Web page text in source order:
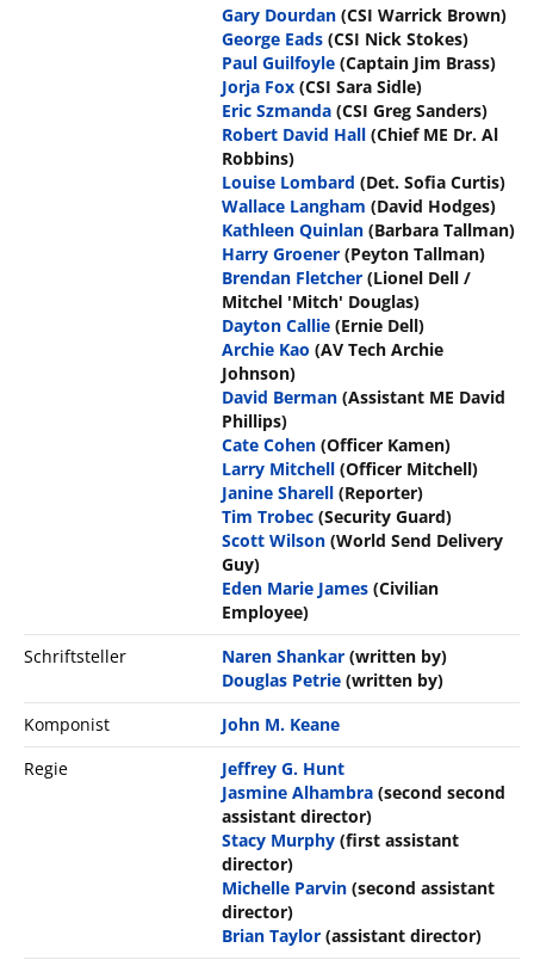
Gary Dourdan (CSI Warrick Brown)
George Eads (CSI Nick Stokes)
Paul Guilfoyle (Captain Jim Brass)
Jorja Fox (CSI Sara Sidle)
Eric Szmanda (CSI Greg Sanders)
Robert David Hall (Chief ME Dr. Al
Robbins)
Louise Lombard (Det. Sofia Curtis)
Wallace Langham (David Hodges)
Kathleen Quinlan (Barbara Tallman)
Harry Groener (Peyton Tallman)
Brendan Fletcher (Lionel Dell /
Mitchel 'Mitch' Douglas)
Dayton Callie (Ernie Dell)
Archie Kao (AV Tech Archie
Johnson)
David Berman (Assistant ME David
Phillips)
Cate Cohen (Officer Kamen)
Larry Mitchell (Officer Mitchell)
Janine Sharell (Reporter)
Tim Trobec (Security Guard)
Scott Wilson (World Send Delivery
Guy)
Eden Marie James (Civilian
Employee)
Schriftsteller
Naren Shankar (written by)
Douglas Petrie (written by)
Komponist
John M. Keane
Regie
Jeffrey G. Hunt
Jasmine Alhambra (second second
assistant director)
Stacy Murphy (first assistant
director)
Michelle Parvin (second assistant
director)
Brian Taylor (assistant director)